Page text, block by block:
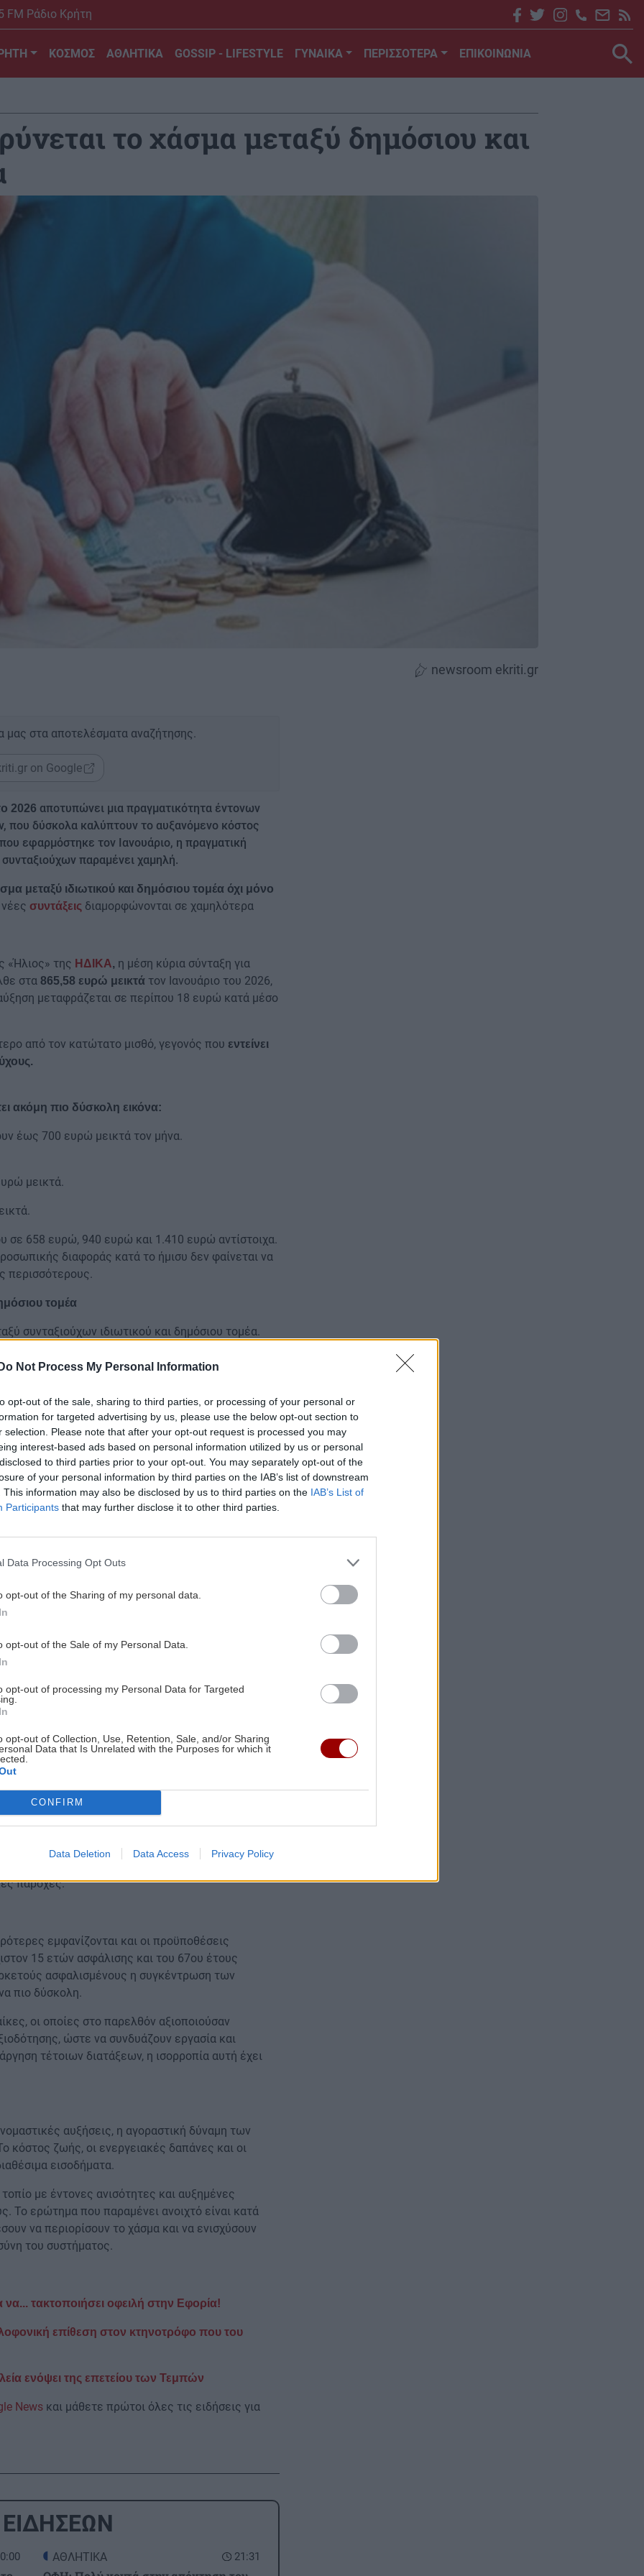
Do Not Process My Personal Information
opt-out of the sale, sharing to third parties, or processing of your personal or
for targeted advertising by us, please use the below opt-out section to
selection. Please note that after your opt-out request is processed you may
interest-based ads based on personal information utilized by us or personal
to third parties prior to your opt-out. You may separately opt-out of the
of your personal information by third parties on the IAB’s list of downstream
This information may also be disclosed by us to third parties on the IAB’s List of
Participants that may further disclose it to other third parties.
Data Processing Opt Outs
opt-out of the Sharing of my personal data.
opt-out of the Sale of my Personal Data.
opt-out of processing my Personal Data for Targeted
opt-out of Collection, Use, Retention, Sale, and/or Sharing
Data that Is Unrelated with the Purposes for which it
CONFIRM
Data Deletion Data Access Privacy Policy
FM Ράδιο Κρήτη
ΚΟΣΜΟΣ ΑΘΛΗΤΙΚΑ GOSSIP - LIFESTYLE ΓΥΝΑΙΚΑ ΠΕΡΙΣΣΟΤΕΡΑ ΕΠΙΚΟΙΝΩΝΙΑ
το χάσμα μεταξύ δημόσιου και
newsroom ekriti.gr
μας στα αποτελέσματα αναζήτησης.
on Google
2026 αποτυπώνει μια πραγματικότητα έντονων
που δύσκολα καλύπτουν το αυξανόμενο κόστος
εφαρμόστηκε τον Ιανουάριο, η πραγματική
παραμένει χαμηλή.
μεταξύ ιδιωτικού και δημόσιου τομέα όχι μόνο
συντάξεις διαμορφώνονται σε χαμηλότερα
«Ήλιος» της ΗΔΙΚΑ, η μέση κύρια σύνταξη για
στα 865,58 ευρώ μεικτά τον Ιανουάριο του 2026,
μεταφράζεται σε περίπου 18 ευρώ κατά μέσο
από τον κατώτατο μισθό, γεγονός που εντείνει
ακόμη πιο δύσκολη εικόνα:
έως 700 ευρώ μεικτά τον μήνα.
μεικτά.
σε 658 ευρώ, 940 ευρώ και 1.410 ευρώ αντίστοιχα.
διαφοράς κατά το ήμισυ δεν φαίνεται να
περισσότερους.
τομέα
συνταξιούχων ιδιωτικού και δημόσιου τομέα.
στον ιδιωτικό τομέα διαμορφώθηκε στα
ευρώ.
προκαλεί έντονο προβληματισμό.
αύξηση της απόκλισης μέσα στο 2025: από 37%
(620 ευρώ διαφορά) και ακόμη υψηλότερα τους
στο συνταξιοδοτικό σύστημα, με τους
σε σαφώς πιο δυσμενή θέση.
Αλέξη Μητρόπουλο,
καθώς αφορά ομοειδείς κατηγορίες πολιτών.
όσες απονεμήθηκαν μετά το 2022— έχουν
οικογενειακών παροχών σε νέους εργαζόμενους
Συμβάσεις Εργασίας, που πλέον αφορούν
ΟΜΕΔ.
από ελεύθερους επαγγελματίες και αγρότες.
της σύνταξης βάσει του μέσου όρου
— η λεγόμενη «ρήτρα Κατρούγκαλου». Όταν τα
ο συνολικός μέσος όρος συμπιέζεται,
παροχές.
εμφανίζονται και οι προϋποθέσεις
15 ετών ασφάλισης και του 67ου έτους
ασφαλισμένους η συγκέντρωση των
πιο δύσκολη.
οι οποίες στο παρελθόν αξιοποιούσαν
ώστε να συνδυάζουν εργασία και
τέτοιων διατάξεων, η ισορροπία αυτή έχει
αυξήσεις, η αγοραστική δύναμη των
κόστος ζωής, οι ενεργειακές δαπάνες και οι
εισοδήματα.
με έντονες ανισότητες και αυξημένες
Το ερώτημα που παραμένει ανοιχτό είναι κατά
να περιορίσουν το χάσμα και να ενισχύσουν
του συστήματος.
τακτοποιήσει οφειλή στην Εφορία!
επίθεση στον κτηνοτρόφο που του
ενόψει της επετείου των Τεμπών
News και μάθετε πρώτοι όλες τις ειδήσεις για
21:31
ΑΘΛΗΤΙΚΑ